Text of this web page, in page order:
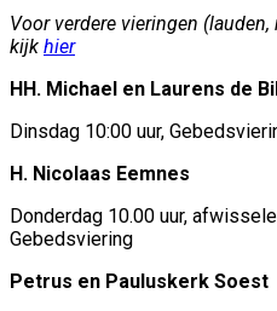
Voor verdere vieringen
kijk hier
HH. Michael en Laurens de
Dinsdag 10:00 uur,
H. Nicolaas Eemnes
Donderdag 10.00 uur,
Gebedsviering
Petrus en Pauluskerk Soest